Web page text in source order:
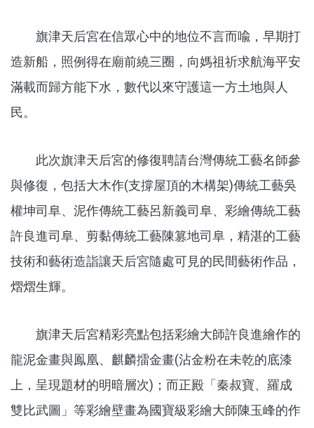
旗津天后宮在信眾心中的地位不言而喩，早期打
造新船，照例得在廟前繞三圈，向媽祖祈求航海平安
滿載而歸方能下水，數代以來守護這一方土地與人
民。
此次旗津天后宮的修復聘請台灣傳統工藝名師參
與修復，包括大木作(支撐屋頂的木構架)傳統工藝吳
權坤司阜、泥作傳統工藝呂新義司阜、彩繪傳統工藝
許良進司阜、剪黏傳統工藝陳篡地司阜，精湛的工藝
技術和藝術造詣讓天后宮隨處可見的民間藝術作品，
熠熠生輝。
旗津天后宮精彩亮點包括彩繪大師許良進繪作的
龍泥金畫與鳯凰、麒麟擂金畫(沾金粉在未乾的底漆
上，呈現題材的明暗層次)；而正殿「秦叔寶、羅成
雙比武圖」等彩繪壁畫為國寶級彩繪大師陳玉峰的作